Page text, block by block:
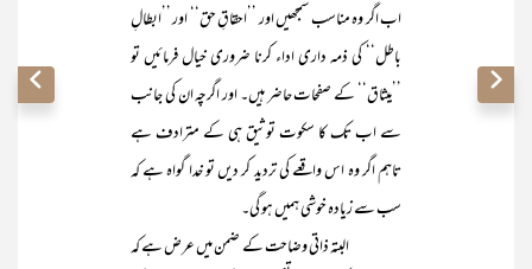
اب اگر وہ مناسب سمجھیں اور ’’احقاقِ حق‘‘ اور ’’ابطالِ
باطل‘‘ کی ذمہ داری اداء کرنا ضروری خیال فرمائیں تو
’’میثاق‘‘ کے صفحات حاضر ہیں۔ اور اگرچہ ان کی جانب
سے اب تک کا سکوت توثیق ہی کے مترادف ہے
تاہم اگر وہ اس واقعے کی تردید کر دیں تو خدا گواہ ہے کہ
سب سے زیادہ خوشی ہمیں ہو گی۔
البتہ ذاتی وضاحت کے ضمن میں عرض ہے کہ